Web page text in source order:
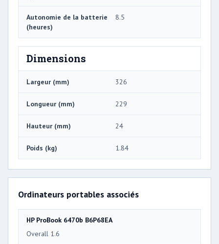
Autonomie de la batterie
(heures)
8.5
Dimensions
Largeur (mm) 326
Longueur (mm) 229
Hauteur (mm) 24
Poids (kg) 1.84
Ordinateurs portables associés
HP ProBook 6470b B6P68EA
Overall 1.6